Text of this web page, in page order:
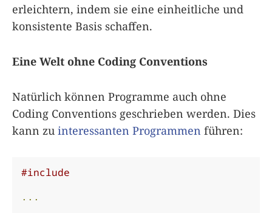
erleichtern, indem sie eine einheitliche und
konsistente Basis schaffen.
Eine Welt ohne Coding Conventions
Natürlich können Programme auch ohne
Coding Conventions geschrieben werden. Dies
kann zu interessanten Programmen führen:
#include
...